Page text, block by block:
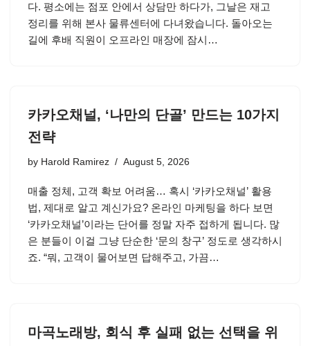
다. 평소에는 점포 안에서 상담만 하다가, 그날은 재고
정리를 위해 본사 물류센터에 다녀왔습니다. 돌아오는
길에 후배 직원이 오프라인 매장에 잠시…
카카오채널, ‘나만의 단골’ 만드는 10가지
전략
by Harold Ramirez August 5, 2026
매출 정체, 고객 확보 어려움… 혹시 ‘카카오채널’ 활용
법, 제대로 알고 계신가요? 온라인 마케팅을 하다 보면
‘카카오채널’이라는 단어를 정말 자주 접하게 됩니다. 많
은 분들이 이걸 그냥 단순한 ‘문의 창구’ 정도로 생각하시
죠. “뭐, 고객이 물어보면 답해주고, 가끔…
마곡노래방, 회식 후 실패 없는 선택을 위